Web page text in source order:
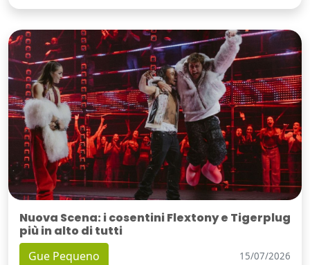
Nuova Scena: i cosentini Flextony e Tigerplug
più in alto di tutti
Gue Pequeno 15/07/2026